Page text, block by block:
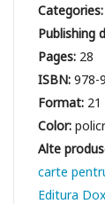
Publishing
Pages: 28
ISBN:978-
Format: 21
Color:
carte
Editura